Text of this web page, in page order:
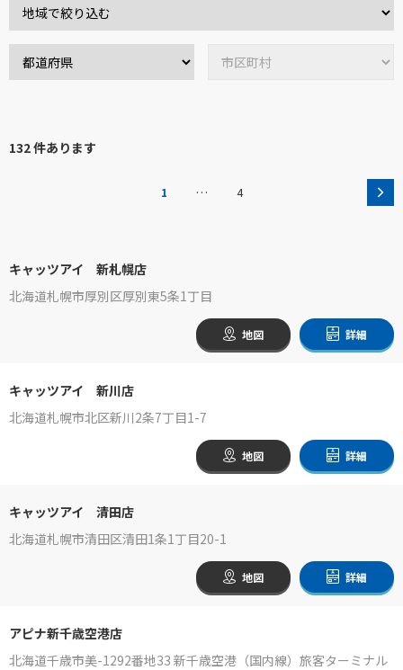
132 件あります
1 … 4
キャッツアイ 新札幌店
北海道札幌市厚別区厚別東5条1丁目
地図 詳細
キャッツアイ 新川店
北海道札幌市北区新川2条7丁目1-7
地図 詳細
キャッツアイ 清田店
北海道札幌市清田区清田1条1丁目20-1
地図 詳細
アピナ新千歳空港店
北海道千歳市美-1292番地33 新千歳空港（国内線）旅客ターミナル